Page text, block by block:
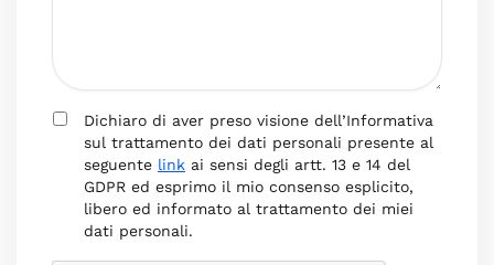
Dichiaro di aver preso visione dell’Informativa
sul trattamento dei dati personali presente al
seguente link ai sensi degli artt. 13 e 14 del
GDPR ed esprimo il mio consenso esplicito,
libero ed informato al trattamento dei miei
dati personali.